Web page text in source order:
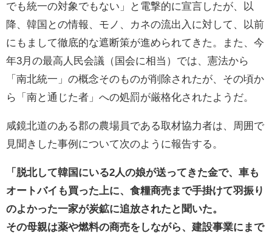
でも統一の対象でもない」と電撃的に宣言したが、以
降、韓国との情報、モノ、カネの流出入に対して、以前
にもまして徹底的な遮断策が進められてきた。また、今
年3月の最高人民会議（国会に相当）では、憲法から
「南北統一」の概念そのものが削除されたが、その頃か
ら「南と通じた者」への処罰が厳格化されたようだ。
咸鏡北道のある郡の農場員である取材協力者は、周囲で
見聞きした事例について次のように報告する。
「脱北して韓国にいる2人の娘が送ってきた金で、車も
オートバイも買った上に、食糧商売まで手掛けて羽振り
のよかった一家が炭鉱に追放されたと聞いた。
その母親は薬や燃料の商売をしながら、建設事業にまで